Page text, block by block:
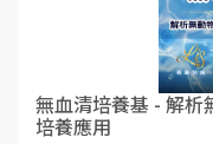
無血清培養基 - 解析
培養應用